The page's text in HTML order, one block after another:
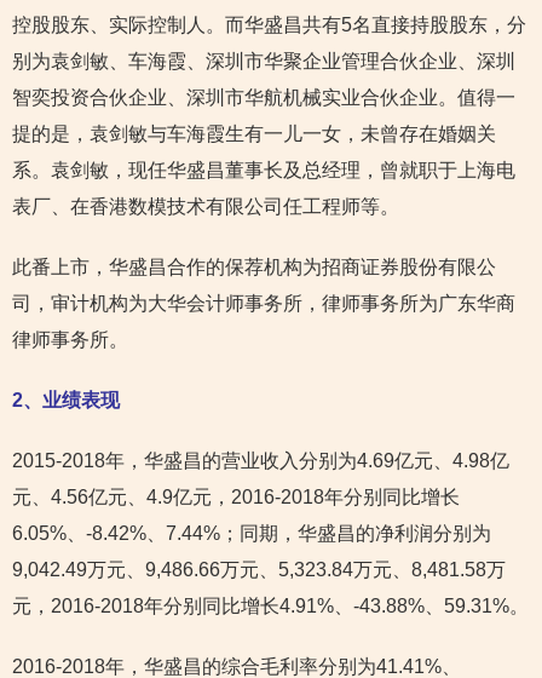
控股股东、实际控制人。而华盛昌共有5名直接持股股东，分
别为袁剑敏、车海霞、深圳市华聚企业管理合伙企业、深圳
智奕投资合伙企业、深圳市华航机械实业合伙企业。值得一
提的是，袁剑敏与车海霞生有一儿一女，未曾存在婚姻关
系。袁剑敏，现任华盛昌董事长及总经理，曾就职于上海电
表厂、在香港数模技术有限公司任工程师等。
此番上市，华盛昌合作的保荐机构为招商证券股份有限公
司，审计机构为大华会计师事务所，律师事务所为广东华商
律师事务所。
2、业绩表现
2015-2018年，华盛昌的营业收入分别为4.69亿元、4.98亿
元、4.56亿元、4.9亿元，2016-2018年分别同比增长
6.05%、-8.42%、7.44%；同期，华盛昌的净利润分别为
9,042.49万元、9,486.66万元、5,323.84万元、8,481.58万
元，2016-2018年分别同比增长4.91%、-43.88%、59.31%。
2016-2018年，华盛昌的综合毛利率分别为41.41%、